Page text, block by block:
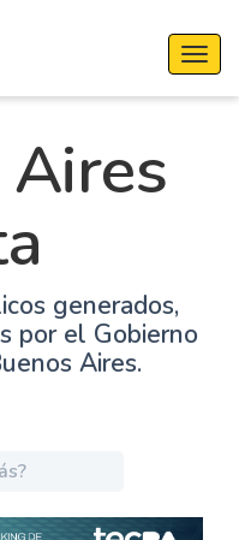
generados,
por el Gobierno
Aires.